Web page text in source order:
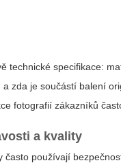
technické specifikace:
a zda je součástí balení
fotografií zákazníků
a kvality
často používají